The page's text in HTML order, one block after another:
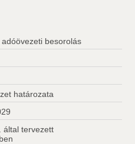
besorolás
határozata
által tervezett